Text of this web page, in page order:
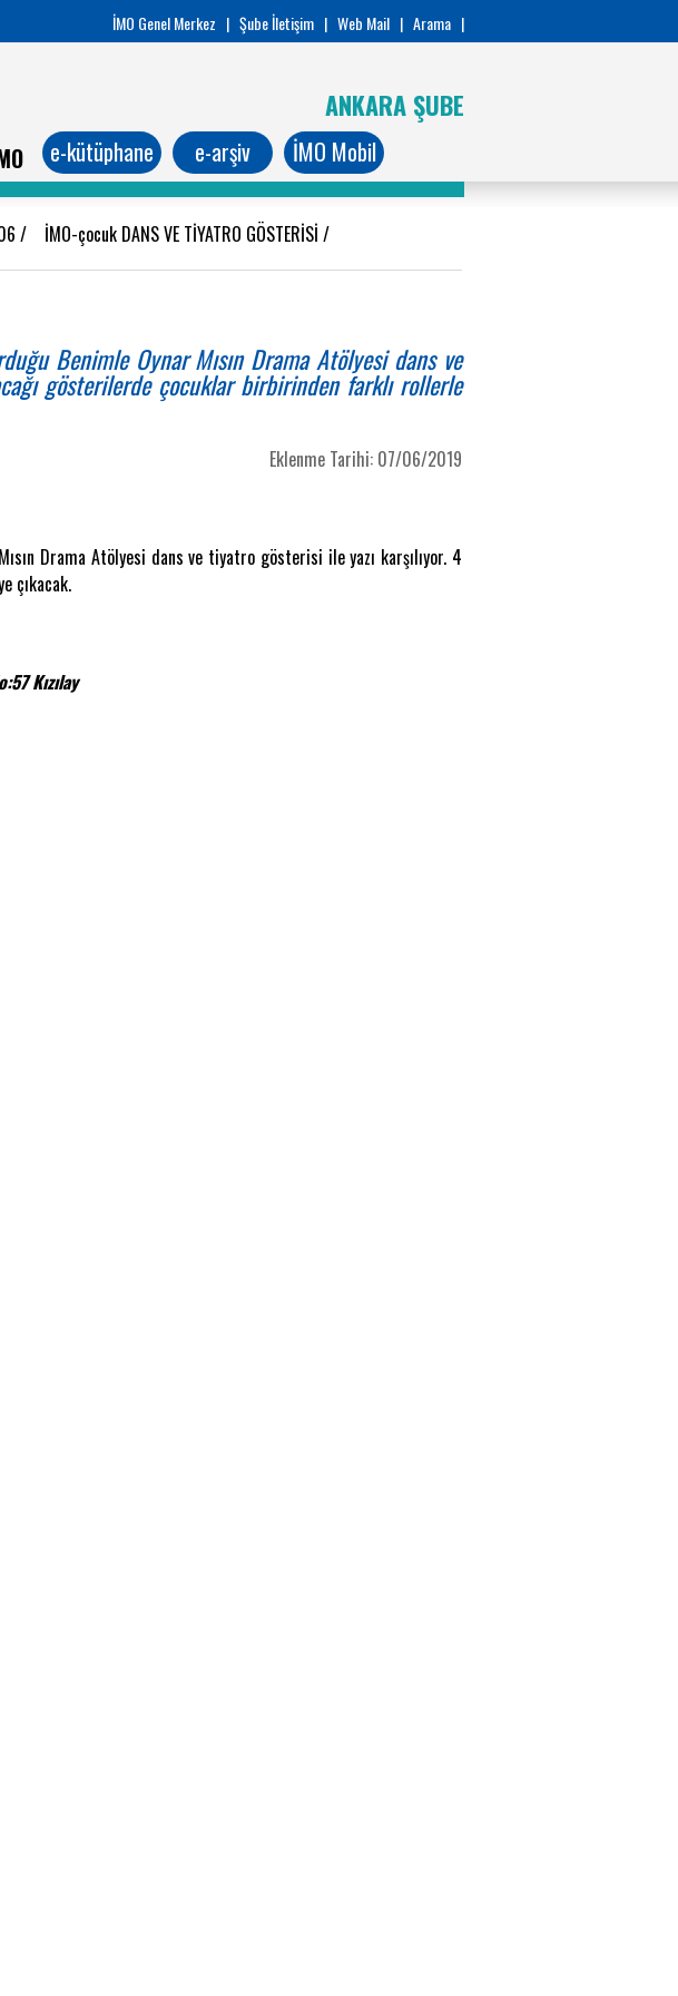
İMO Genel Merkez | Şube İletişim | Web Mail | Arama |
ANKARA ŞUBE
e-kütüphane e-arşiv İMO Mobil
/ İMO-çocuk DANS VE TİYATRO GÖSTERİSİ /
Benimle Oynar Mısın Drama Atölyesi dans ve
gösterilerde çocuklar birbirinden farklı rollerle
Eklenme Tarihi: 07/06/2019
Drama Atölyesi dans ve tiyatro gösterisi ile yazı karşılıyor. 4
çıkacak.
Kızılay